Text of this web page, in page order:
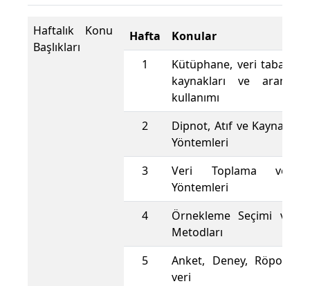
Haftalık Konu
Başlıkları
Hafta
Konular
1
Kütüphane, veri
kaynakları ve arama
kullanımı
2
Dipnot, Atıf ve Kaynakça
Yöntemleri
3
Veri Toplama ve
Yöntemleri
4
Örnekleme Seçimi ve
Metodları
5
Anket, Deney, Röportaj
veri